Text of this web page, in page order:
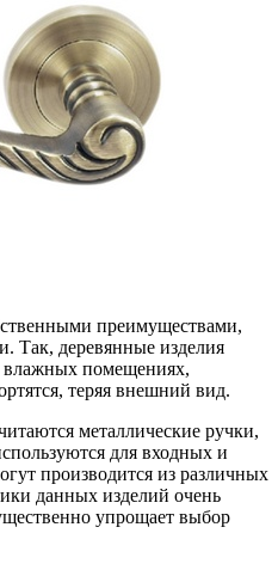
преимуществами,
Так, деревянные изделия
влажных помещениях,
теряя внешний вид.
металлические ручки,
для входных и
производится из различных
данных изделий очень
упрощает выбор